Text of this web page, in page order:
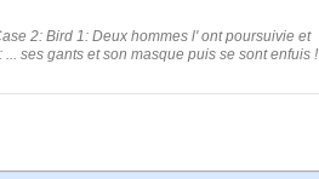
2: Bird 1: Deux hommes l' ont poursuivie et
ses gants et son masque puis se sont enfuis !